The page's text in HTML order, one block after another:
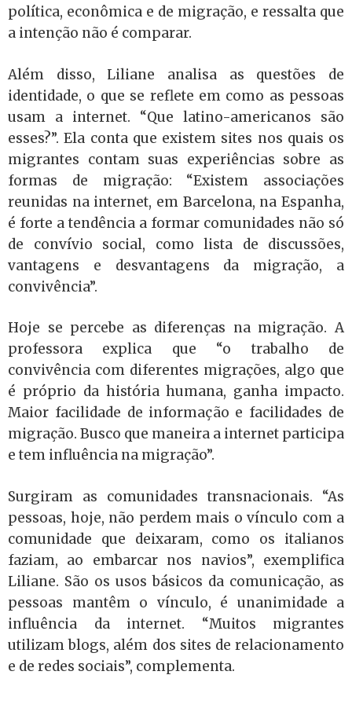
política, econômica e de migração, e ressalta que
a intenção não é comparar.
Além disso, Liliane analisa as questões de
identidade, o que se reflete em como as pessoas
usam a internet. “Que latino-americanos são
esses?”. Ela conta que existem sites nos quais os
migrantes contam suas experiências sobre as
formas de migração: “Existem associações
reunidas na internet, em Barcelona, na Espanha,
é forte a tendência a formar comunidades não só
de convívio social, como lista de discussões,
vantagens e desvantagens da migração, a
convivência”.
Hoje se percebe as diferenças na migração. A
professora explica que “o trabalho de
convivência com diferentes migrações, algo que
é próprio da história humana, ganha impacto.
Maior facilidade de informação e facilidades de
migração. Busco que maneira a internet participa
e tem influência na migração”.
Surgiram as comunidades transnacionais. “As
pessoas, hoje, não perdem mais o vínculo com a
comunidade que deixaram, como os italianos
faziam, ao embarcar nos navios”, exemplifica
Liliane. São os usos básicos da comunicação, as
pessoas mantêm o vínculo, é unanimidade a
influência da internet. “Muitos migrantes
utilizam blogs, além dos sites de relacionamento
e de redes sociais”, complementa.